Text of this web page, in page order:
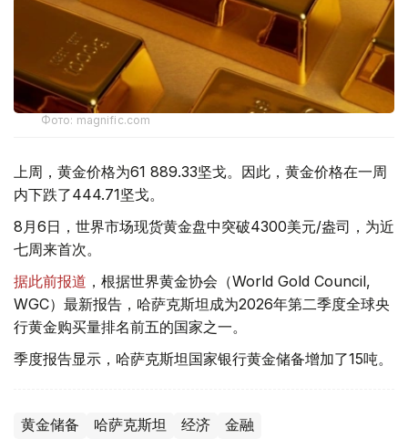
Фото: magnific.com
上周，黄金价格为61 889.33坚戈。因此，黄金价格在一周
内下跌了444.71坚戈。
8月6日，世界市场现货黄金盘中突破4300美元/盎司，为近
七周来首次。
据此前报道 ，根据世界黄金协会（World Gold Council,
WGC）最新报告，哈萨克斯坦成为2026年第二季度全球央
行黄金购买量排名前五的国家之一。
季度报告显示，哈萨克斯坦国家银行黄金储备增加了15吨。
黄金储备 哈萨克斯坦 经济 金融